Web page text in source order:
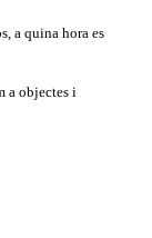
a quina hora es
a objectes i